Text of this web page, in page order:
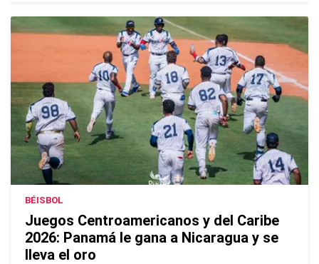
BÉISBOL
Juegos Centroamericanos y del Caribe
2026: Panamá le gana a Nicaragua y se
lleva el oro